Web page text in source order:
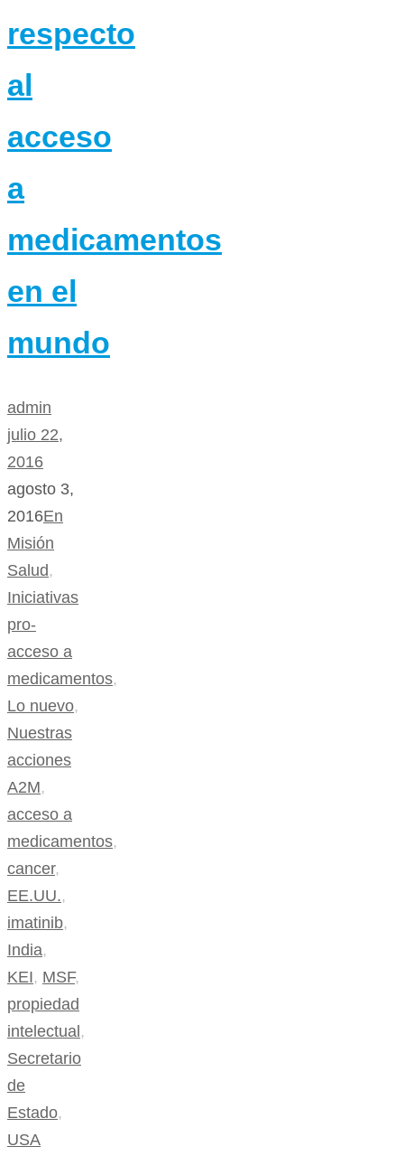
respecto
al
acceso
a
medicamentos
en el
mundo
admin
julio 22,
2016
agosto 3,
2016En
Misión
Salud,
Iniciativas
pro-
acceso a
medicamentos,
Lo nuevo,
Nuestras
acciones
A2M,
acceso a
medicamentos,
cancer,
EE.UU.,
imatinib,
India,
KEI, MSF,
propiedad
intelectual,
Secretario
de
Estado,
USA